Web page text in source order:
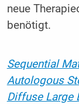
neue
benötigt.
Sequential
Autologous
Diffuse Large